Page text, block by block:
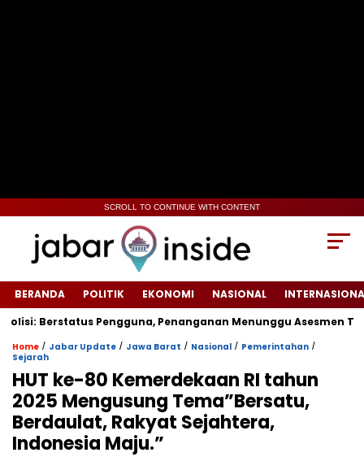
SCROLL TO CONTINUE WITH CONTENT
BERANDA POLITIK EKONOMI NASIONAL
Pengguna, Penanganan Menunggu Asesmen Terpadu
Home / Jabar Update / Jawa Barat / Nasional / Pemerintahan /
Sejarah
HUT ke-80 Kemerdekaan RI tahun
2025 Mengusung Tema”Bersatu,
Berdaulat, Rakyat Sejahtera,
Indonesia Maju.”